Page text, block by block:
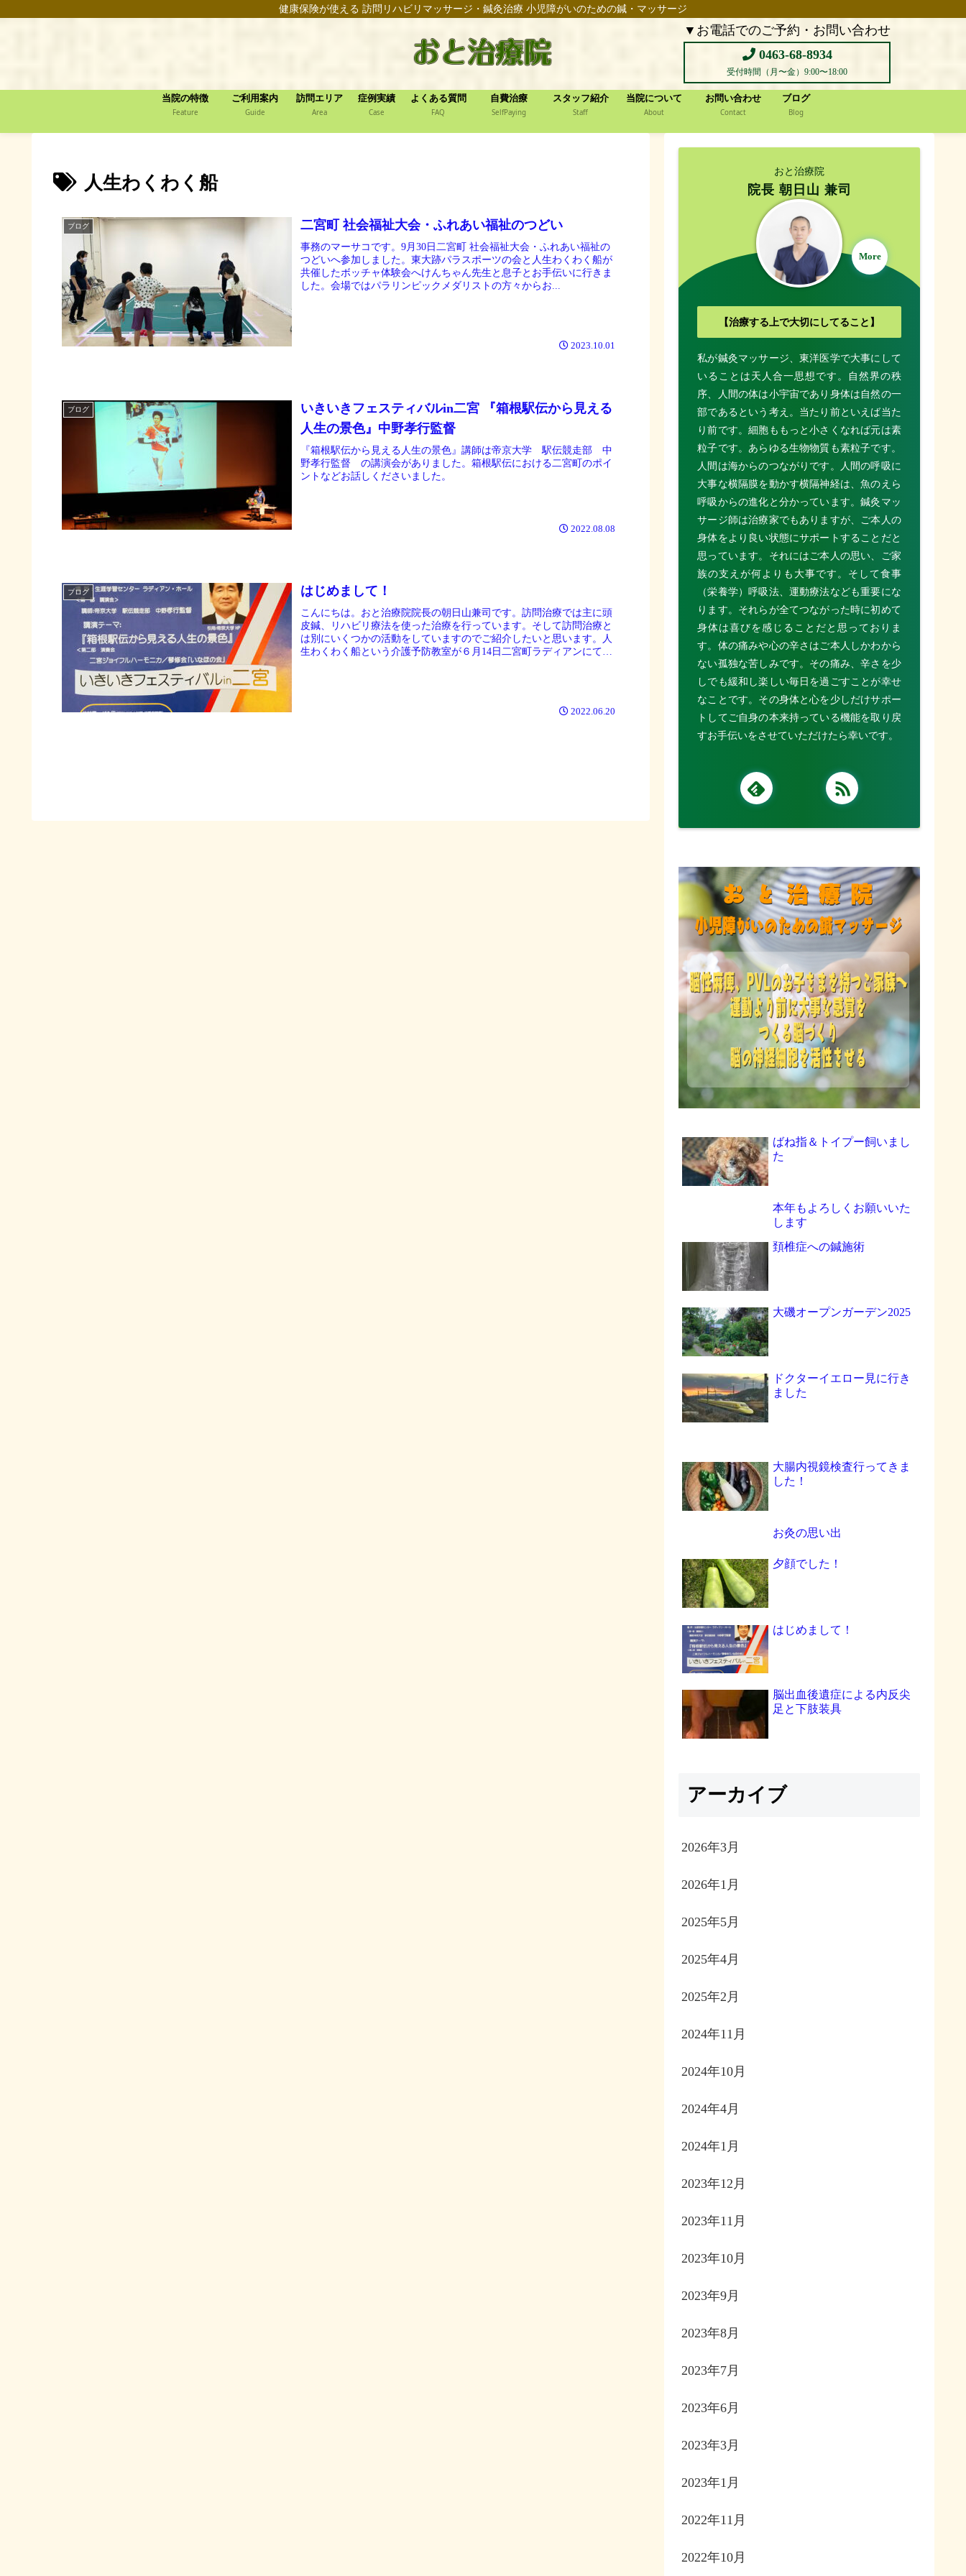
健康保険が使える 訪問リハビリマッサージ・鍼灸治療 小児障がいのための鍼・マッサージ
▼お電話でのご予約・お問い合わせ
0463-68-8934
受付時間（月〜金）9:00〜18:00
当院の特徴
Feature
ご利用案内
Guide
訪問エリア
Area
症例実績
Case
よくある質問
FAQ
自費治療
SelfPaying
スタッフ紹介
Staff
当院について
About
お問い合わせ
Contact
ブログ
Blog
人生わくわく船
ブログ 二宮町 社会福祉大会・ふれあい福祉のつどい
事務のマーサコです。9月30日二宮町 社会福祉大会・ふれあい福祉の
つどいへ参加しました。東大跡パラスポーツの会と人生わくわく船が
共催したボッチャ体験会へけんちゃん先生と息子とお手伝いに行きま
した。会場ではパラリンピックメダリストの方々からお...
2023.10.01
ブログ
いきいきフェスティバルin二宮 『箱根駅伝から見える
人生の景色』中野孝行監督
『箱根駅伝から見える人生の景色』講師は帝京大学 駅伝競走部 中
野孝行監督 の講演会がありました。箱根駅伝における二宮町のポイ
ントなどお話しくださいました。
2022.08.08
ブログ はじめまして！
こんにちは。おと治療院院長の朝日山兼司です。訪問治療では主に頭
皮鍼、リハビリ療法を使った治療を行っています。そして訪問治療と
は別にいくつかの活動をしていますのでご紹介したいと思います。人
生わくわく船という介護予防教室が６月14日二宮町ラディアンにて行
2022.06.20
おと治療院
院長 朝日山 兼司
More
【治療する上で大切にしてること】
私が鍼灸マッサージ、東洋医学で大事にして
いることは天人合一思想です。自然界の秩
序、人間の体は小宇宙であり身体は自然の一
部であるという考え。当たり前といえば当た
り前です。細胞ももっと小さくなれば元は素
粒子です。あらゆる生物物質も素粒子です。
人間は海からのつながりです。人間の呼吸に
大事な横隔膜を動かす横隔神経は、魚のえら
呼吸からの進化と分かっています。鍼灸マッ
サージ師は治療家でもありますが、ご本人の
身体をより良い状態にサポートすることだと
思っています。それにはご本人の思い、ご家
族の支えが何よりも大事です。そして食事
（栄養学）呼吸法、運動療法なども重要にな
ります。それらが全てつながった時に初めて
身体は喜びを感じることだと思っておりま
す。体の痛みや心の辛さはご本人しかわから
ない孤独な苦しみです。その痛み、辛さを少
しでも緩和し楽しい毎日を過ごすことが幸せ
なことです。その身体と心を少しだけサポー
トしてご自身の本来持っている機能を取り戻
すお手伝いをさせていただけたら幸いです。
ばね指＆トイプー飼いまし
た
本年もよろしくお願いいた
します
頚椎症への鍼施術
大磯オープンガーデン2025
ドクターイエロー見に行き
ました
大腸内視鏡検査行ってきま
した！
お灸の思い出
夕顔でした！
はじめまして！
脳出血後遺症による内反尖
足と下肢装具
アーカイブ
2026年3月
2026年1月
2025年5月
2025年4月
2025年2月
2024年11月
2024年10月
2024年4月
2024年1月
2023年12月
2023年11月
2023年10月
2023年9月
2023年8月
2023年7月
2023年6月
2023年3月
2023年1月
2022年11月
2022年10月